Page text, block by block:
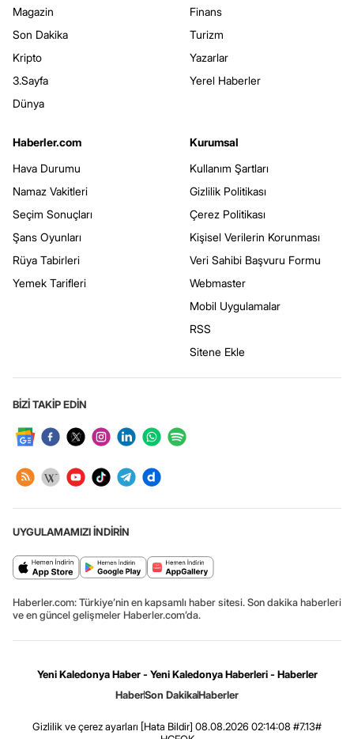
Magazin
Son Dakika
Kripto
3.Sayfa
Dünya
Finans
Turizm
Yazarlar
Yerel Haberler
Haberler.com
Hava Durumu
Namaz Vakitleri
Seçim Sonuçları
Şans Oyunları
Rüya Tabirleri
Yemek Tarifleri
Kurumsal
Kullanım Şartları
Gizlilik Politikası
Çerez Politikası
Kişisel Verilerin Korunması
Veri Sahibi Başvuru Formu
Webmaster
Mobil Uygulamalar
RSS
Sitene Ekle
BİZİ TAKİP EDİN
UYGULAMAMIZI İNDİRİN
Haberler.com: Türkiye’nin en kapsamlı haber sitesi. Son dakika haberleri
ve en güncel gelişmeler Haberler.com’da.
Yeni Kaledonya Haber - Yeni Kaledonya Haberleri - Haberler
HaberSon DakikaHaberler
Gizlilik ve çerez ayarları [Hata Bildir] 08.08.2026 02:14:08 #7.13#